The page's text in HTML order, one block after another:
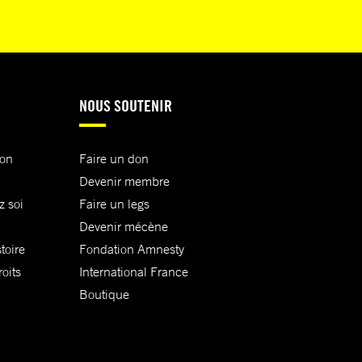
soi
NOUS SOUTENIR
Faire un don
Devenir membre
Faire un legs
Devenir mécène
Fondation Amnesty
International France
Boutique